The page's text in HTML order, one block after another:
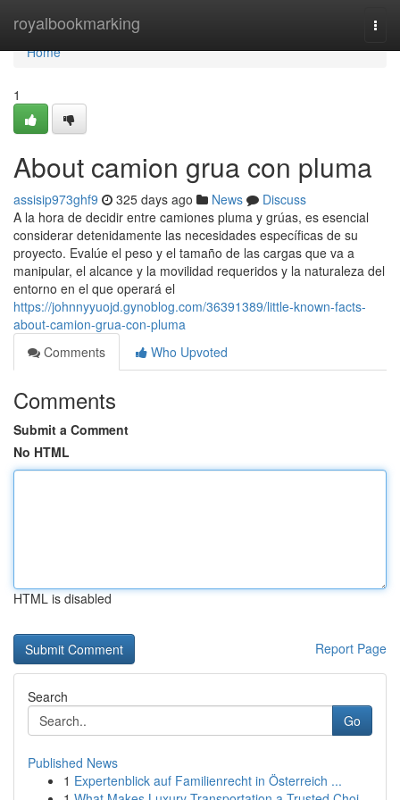
royalbookmarking
Home
Home
1
About camion grua con pluma
assisip973ghf9 325 days ago News
Discuss
A la hora de decidir entre camiones pluma y grúas, es esencial
considerar detenidamente las necesidades específicas de su
proyecto. Evalúe el peso y el tamaño de las cargas que va a
manipular, el alcance y la movilidad requeridos y la naturaleza del
entorno en el que operará el
https://johnnyyuojd.gynoblog.com/36391389/little-known-facts-
about-camion-grua-con-pluma
Comments
Who Upvoted
Comments
Submit a Comment
No HTML
HTML is disabled
Report Page
Search
Go
Published News
1 Expertenblick auf Familienrecht in Österreich ...